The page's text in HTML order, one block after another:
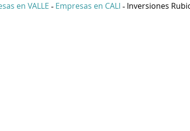
en VALLE - Empresas en CALI - Inversiones